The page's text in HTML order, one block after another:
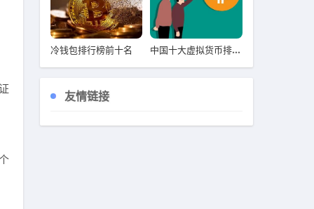
冷钱包排行榜前十名 中国十大虚拟货币排名 前十详解
友情链接